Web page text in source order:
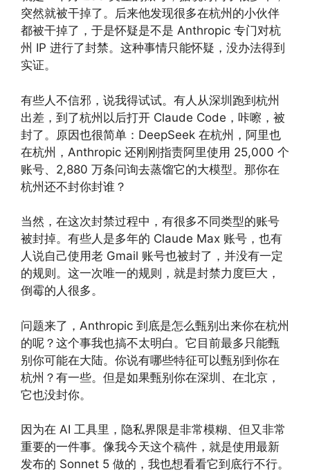
突然就被干掉了。后来他发现很多在杭州的小伙伴
都被干掉了，于是怀疑是不是 Anthropic 专门对杭
州 IP 进行了封禁。这种事情只能怀疑，没办法得到
实证。
有些人不信邪，说我得试试。有人从深圳跑到杭州
出差，到了杭州以后打开 Claude Code，咔嚓，被
封了。原因也很简单：DeepSeek 在杭州，阿里也
在杭州，Anthropic 还刚刚指责阿里使用 25,000 个
账号、2,880 万条问询去蒸馏它的大模型。那你在
杭州还不封你封谁？
当然，在这次封禁过程中，有很多不同类型的账号
被封掉。有些人是多年的 Claude Max 账号，也有
人说自己使用老 Gmail 账号也被封了，并没有一定
的规则。这一次唯一的规则，就是封禁力度巨大，
倒霉的人很多。
问题来了，Anthropic 到底是怎么甄别出来你在杭州
的呢？这个事我也搞不太明白。它目前最多只能甄
别你可能在大陆。你说有哪些特征可以甄别到你在
杭州？有一些。但是如果甄别你在深圳、在北京，
它也没封你。
因为在 AI 工具里，隐私界限是非常模糊、但又非常
重要的一件事。像我今天这个稿件，就是使用最新
发布的 Sonnet 5 做的，我也想看看它到底行不行。